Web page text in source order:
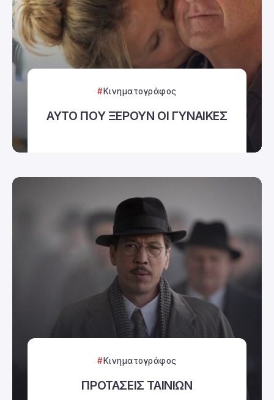
Κινηματογράφος
ΑΥΤΟ ΠΟΥ ΞΕΡΟΥΝ ΟΙ ΓΥΝΑΙΚΕΣ
Κινηματογράφος
ΠΡΟΤΑΣΕΙΣ ΤΑΙΝΙΩΝ